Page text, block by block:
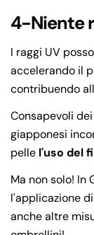
4-Niente
I raggi UV
accelerando il
contribuendo
Consapevoli
giapponesi
pelle l'uso del
Ma non solo! In
l'applicazione
anche altre